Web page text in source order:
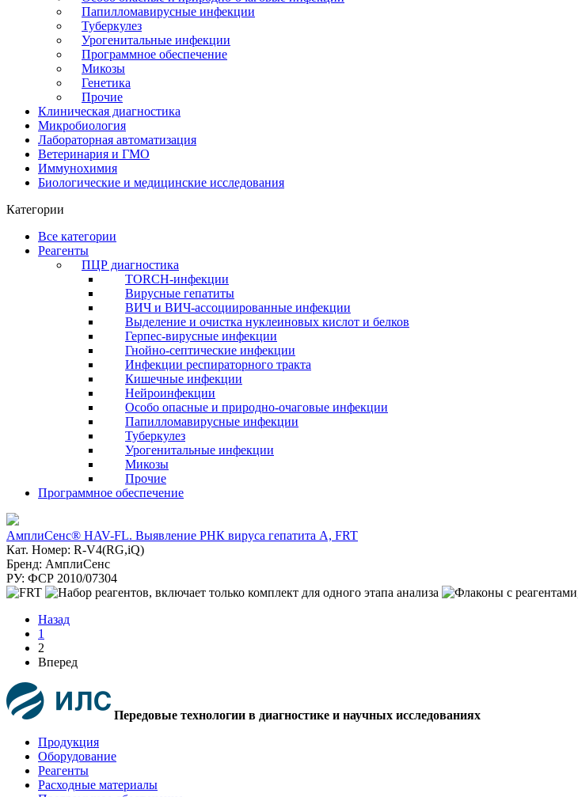
Папилломавирусные инфекции
Туберкулез
Урогенитальные инфекции
Программное обеспечение
Микозы
Генетика
Прочие
Клиническая диагностика
Микробиология
Лабораторная автоматизация
Ветеринария и ГМО
Иммунохимия
Биологические и медицинские исследования
Категории
Все категории
Реагенты
ПЦР диагностика
TORCH-инфекции
Вирусные гепатиты
ВИЧ и ВИЧ-ассоциированные инфекции
Выделение и очистка нуклеиновых кислот и белков
Герпес-вирусные инфекции
Гнойно-септические инфекции
Инфекции респираторного тракта
Кишечные инфекции
Нейроинфекции
Особо опасные и природно-очаговые инфекции
Папилломавирусные инфекции
Туберкулез
Урогенитальные инфекции
Микозы
Прочие
Программное обеспечение
АмплиСенс® HAV-FL. Выявление РНК вируса гепатита А, FRT
Кат. Номер: R-V4(RG,iQ)
Бренд: АмплиСенс
РУ: ФСР 2010/07304
Назад
1
2
Вперед
Передовые технологии в диагностике и научных исследованиях
Продукция
Оборудование
Реагенты
Расходные материалы